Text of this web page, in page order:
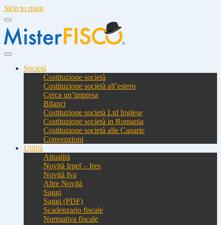
Skip to main
Società
Costituzione società
Costituzione società all’estero
Cerca un’impresa
Bilanci
Costituzione società Ltd Inglese
Costituzione società in Romania
Costituzione società alle Canarie
Convenzioni
Utilità
Attualità
Novità Irpef – Ires
Novità Iva
Altre Novità
Saggi
Saggi (PDF)
Scadenzario fiscale
Normativa fiscale